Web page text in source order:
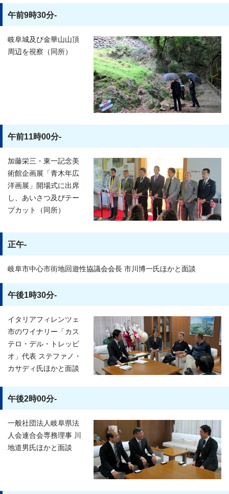
午前9時30分-
岐阜城及び金華山山頂
周辺を視察（同所）
午前11時00分-
加藤栄三・東一記念美
術館企画展「青木年広
洋画展」開場式に出席
し、あいさつ及びテー
プカット（同所）
正午-
岐阜市中心市街地回遊性協議会会長 市川博一氏ほかと面談
午後1時30分-
イタリアフィレンツェ
市のワイナリー「カス
テロ・デル・トレッビ
オ」代表 ステファノ・
カサディ氏ほかと面談
午後2時00分-
一般社団法人岐阜県法
人会連合会専務理事 川
地道男氏ほかと面談